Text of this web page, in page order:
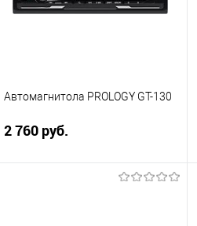
Автомагнитола PROLOGY GT-130
2 760 руб.